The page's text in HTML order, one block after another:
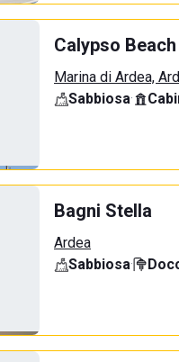
Calypso
Marina di Ardea,
Sabbiosa·
Bagni Stella
Ardea
Sabbiosa·